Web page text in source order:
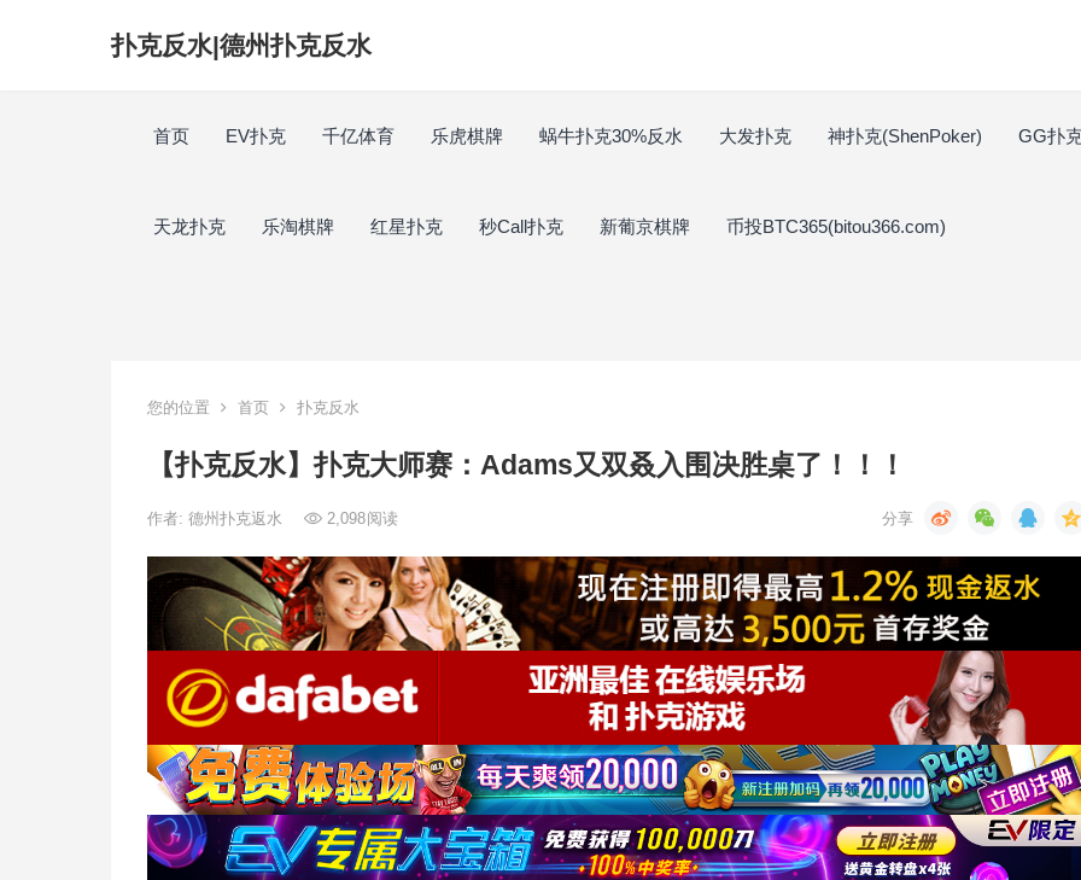
扑克反水|德州扑克反水
首页 EV扑克 千亿体育 乐虎棋牌 蜗牛扑克30%反水 大发扑克 神扑克(ShenPoker) GG扑
天龙扑克 乐淘棋牌 红星扑克 秒Call扑克 新葡京棋牌 币投BTC365(bitou366.com)
您的位置 首页 扑克反水
【扑克反水】扑克大师赛：Adams又双叒入围决胜桌了！！！
作者: 德州扑克返水 2,098阅读